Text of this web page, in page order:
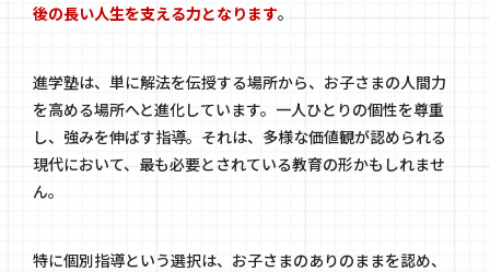
後の長い人生を支える力となります。
進学塾は、単に解法を伝授する場所から、お子さまの人間力
を高める場所へと進化しています。一人ひとりの個性を尊重
し、強みを伸ばす指導。それは、多様な価値観が認められる
現代において、最も必要とされている教育の形かもしれませ
ん。
特に個別指導という選択は、お子さまのありのままを認め、